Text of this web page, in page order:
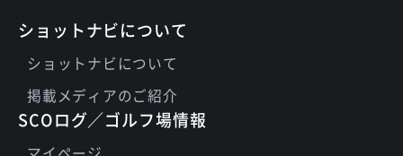
ショットナビについて
ショットナビについて
掲載メディアのご紹介
SCOログ／ゴルフ場情報